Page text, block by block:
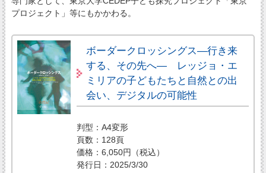
プロジェクト」等にもかかわる。
ボーダークロッシングス―行き来
する、その先へ― レッジョ・エ
ミリアの子どもたちと自然との出
会い、デジタルの可能性
判型：A4変形
頁数：128頁
価格：6,050円（税込）
発行日：2025/3/30